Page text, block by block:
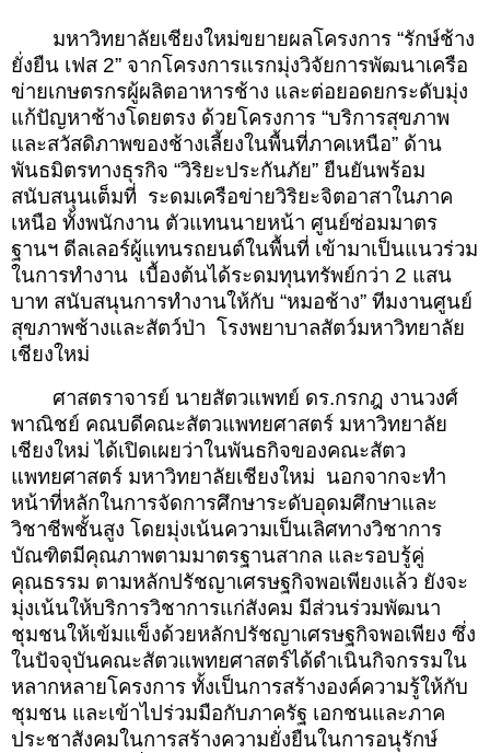
มหาวิทยาลัยเชียงใหม่ขยายผลโครงการ “รักษ์ช้าง
ยั่งยืน เฟส 2” จากโครงการแรกมุ่งวิจัยการพัฒนาเครือ
ข่ายเกษตรกรผู้ผลิตอาหารช้าง และต่อยอดยกระดับมุ่ง
แก้ปัญหาช้างโดยตรง ด้วยโครงการ “บริการสุขภาพ
และสวัสดิภาพของช้างเลี้ยงในพื้นที่ภาคเหนือ” ด้าน
พันธมิตรทางธุรกิจ “วิริยะประกันภัย” ยืนยันพร้อม
สนับสนุนเต็มที่ ระดมเครือข่ายวิริยะจิตอาสาในภาค
เหนือ ทั้งพนักงาน ตัวแทนนายหน้า ศูนย์ซ่อมมาตร
ฐานฯ ดีลเลอร์ผู้แทนรถยนต์ในพื้นที่ เข้ามาเป็นแนวร่วม
ในการทำงาน เบื้องต้นได้ระดมทุนทรัพย์กว่า 2 แสน
บาท สนับสนุนการทำงานให้กับ “หมอช้าง” ทีมงานศูนย์
สุขภาพช้างและสัตว์ป่า โรงพยาบาลสัตว์มหาวิทยาลัย
เชียงใหม่
ศาสตราจารย์ นายสัตวแพทย์ ดร.กรกฎ งานวงศ์
พาณิชย์ คณบดีคณะสัตวแพทยศาสตร์ มหาวิทยาลัย
เชียงใหม่ ได้เปิดเผยว่าในพันธกิจของคณะสัตว
แพทยศาสตร์ มหาวิทยาลัยเชียงใหม่ นอกจากจะทำ
หน้าที่หลักในการจัดการศึกษาระดับอุดมศึกษาและ
วิชาชีพชั้นสูง โดยมุ่งเน้นความเป็นเลิศทางวิชาการ
บัณฑิตมีคุณภาพตามมาตรฐานสากล และรอบรู้คู่
คุณธรรม ตามหลักปรัชญาเศรษฐกิจพอเพียงแล้ว ยังจะ
มุ่งเน้นให้บริการวิชาการแก่สังคม มีส่วนร่วมพัฒนา
ชุมชนให้เข้มแข็งด้วยหลักปรัชญาเศรษฐกิจพอเพียง ซึ่ง
ในปัจจุบันคณะสัตวแพทยศาสตร์ได้ดำเนินกิจกรรมใน
หลากหลายโครงการ ทั้งเป็นการสร้างองค์ความรู้ให้กับ
ชุมชน และเข้าไปร่วมมือกับภาครัฐ เอกชนและภาค
ประชาสังคมในการสร้างความยั่งยืนในการอนุรักษ์